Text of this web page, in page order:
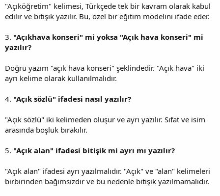
"Açıköğretim" kelimesi, Türkçede tek bir kavram olarak kabul
edilir ve bitişik yazılır. Bu, özel bir eğitim modelini ifade eder.
3. "Açıkhava konseri" mi yoksa "Açık hava konseri" mi
yazılır?
Doğru yazım "açık hava konseri" şeklindedir. "Açık hava" iki
ayrı kelime olarak kullanılmalıdır.
4. "Açık sözlü" ifadesi nasıl yazılır?
"Açık sözlü" iki kelimeden oluşur ve ayrı yazılır. Sıfat ve isim
arasında boşluk bırakılır.
5. "Açık alan" ifadesi bitişik mi ayrı mı yazılır?
"Açık alan" ifadesi ayrı yazılmalıdır. "Açık" ve "alan" kelimeleri
birbirinden bağımsızdır ve bu nedenle bitişik yazılmamalıdır.